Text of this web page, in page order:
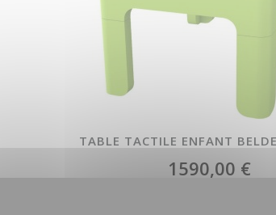
TABLE TACTILE ENFANT
1590,00 €